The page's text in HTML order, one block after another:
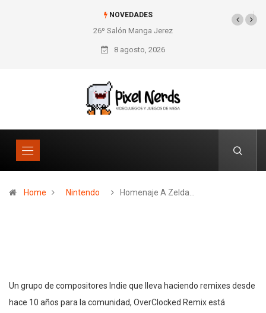
NOVEDADES
26º Salón Manga Jerez SNES Pixel Book para
los amantes de lo retro
8 agosto, 2026
Home Nintendo Homenaje A Zelda…
Un grupo de compositores Indie que lleva haciendo remixes desde
hace 10 años para la comunidad, OverClocked Remix está